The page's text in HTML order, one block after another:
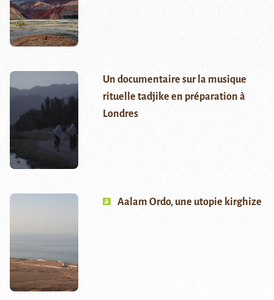
Un documentaire sur la musique
rituelle tadjike en préparation à
Londres
Aalam Ordo, une utopie kirghize